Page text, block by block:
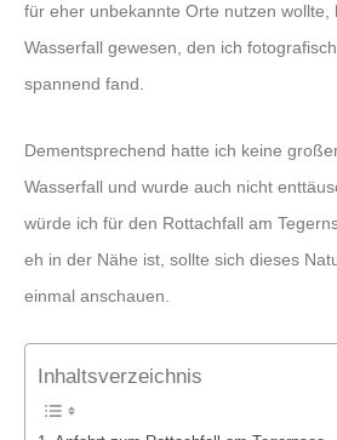
für eher unbekannte Orte nutzen wollte,
Wasserfall gewesen, den ich
spannend fand.
Dementsprechend hatte ich keine
Wasserfall und wurde auch nicht
würde ich für den Rottachfall am
eh in der Nähe ist, sollte sich dieses
einmal anschauen.
Inhaltsverzeichnis